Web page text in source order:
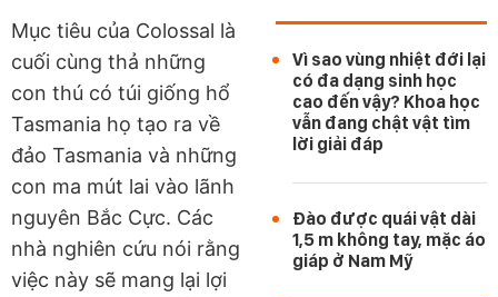
Vì sao vùng nhiệt đới lại
có đa dạng sinh học
cao đến vậy? Khoa học
vẫn đang chật vật tìm
lời giải đáp
Đào được quái vật dài
1,5 m không tay, mặc áo
giáp ở Nam Mỹ
Mục tiêu của Colossal là
cuối cùng thả những
con thú có túi giống hổ
Tasmania họ tạo ra về
đảo Tasmania và những
con ma mút lai vào lãnh
nguyên Bắc Cực. Các
nhà nghiên cứu nói rằng
việc này sẽ mang lại lợi